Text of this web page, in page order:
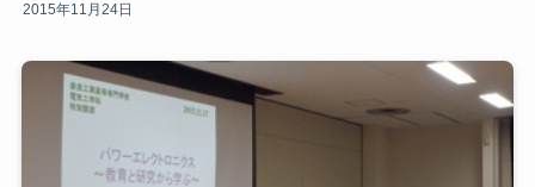
2015年11月24日